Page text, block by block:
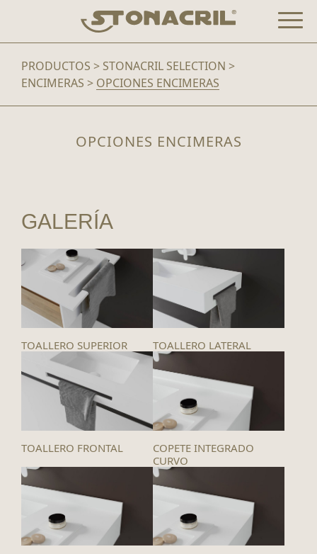
contenido
PRODUCTOS > STONACRIL SELECTION >
ENCIMERAS > OPCIONES ENCIMERAS
OPCIONES ENCIMERAS
GALERÍA
TOALLERO SUPERIOR TOALLERO LATERAL
TOALLERO FRONTAL
COPETE INTEGRADO
CURVO